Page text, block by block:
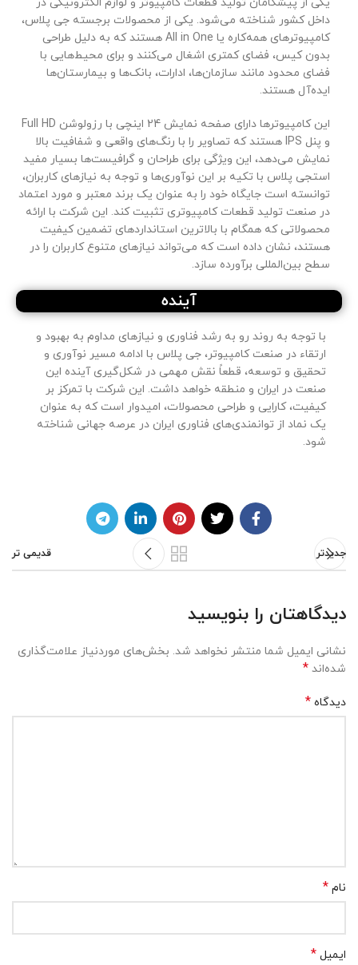
داخل کشور شناخته می‌شود. یکی از محصولات برجسته جی پلاس،
کامپیوترهای همه‌کاره یا All in One هستند که به دلیل طراحی
بدون کیس، فضای کمتری اشغال می‌کنند و برای محیط‌هایی با
فضای محدود مانند سازمان‌ها، ادارات، بانک‌ها و بیمارستان‌ها
ایده‌آل هستند.
این کامپیوترها دارای صفحه نمایش 24 اینچی با رزولوشن Full HD
و پنل IPS هستند که تصاویر را با رنگ‌های واقعی و شفافیت بالا
نمایش می‌دهد، این ویژگی برای طراحان و گرافیست‌ها بسیار مفید
استجی پلاس با تکیه بر این نوآوری‌ها و توجه به نیازهای کاربران،
توانسته است جایگاه خود را به عنوان یک برند معتبر و مورد اعتماد
در صنعت تولید قطعات کامپیوتری تثبیت کند. این شرکت با ارائه
محصولاتی که همگام با بالاترین استانداردهای تضمین کیفیت
هستند، نشان داده است که می‌تواند نیازهای متنوع کاربران را در
سطح بین‌المللی برآورده سازد.
آینده
با توجه به روند رو به رشد فناوری و نیازهای مداوم به بهبود و
ارتقاء در صنعت کامپیوتر، جی پلاس با ادامه مسیر نوآوری و
تحقیق و توسعه، قطعاً نقش مهمی در شکل‌گیری آینده این
صنعت در ایران و منطقه خواهد داشت. این شرکت با تمرکز بر
کیفیت، کارایی و طراحی محصولات، امیدوار است که به عنوان
یک نماد از توانمندی‌های فناوری ایران در عرصه جهانی شناخته
شود.
جدیدتر قدیمی تر
دیدگاهتان را بنویسید
نشانی ایمیل شما منتشر نخواهد شد. بخش‌های موردنیاز علامت‌گذاری
شده‌اند *
دیدگاه *
نام *
ایمیل *